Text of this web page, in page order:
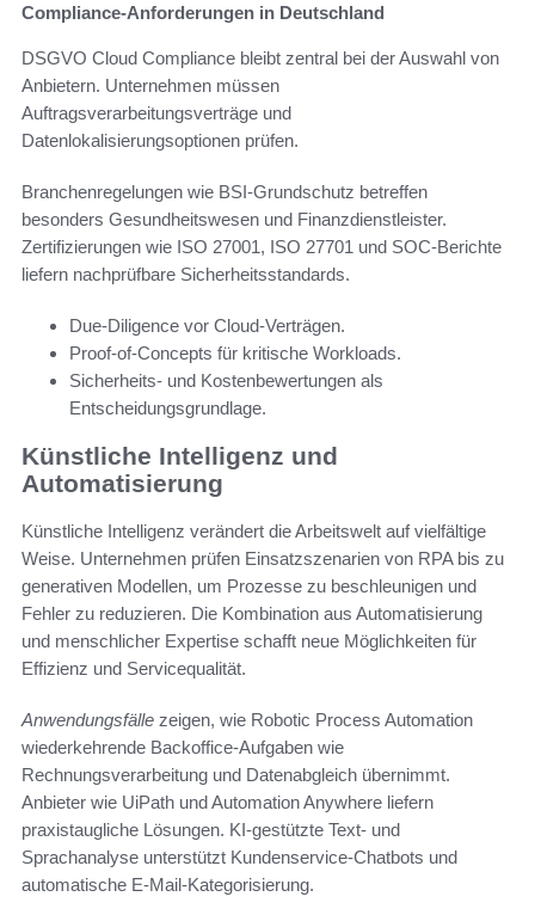
Compliance-Anforderungen in Deutschland
DSGVO Cloud Compliance bleibt zentral bei der Auswahl von
Anbietern. Unternehmen müssen
Auftragsverarbeitungsverträge und
Datenlokalisierungsoptionen prüfen.
Branchenregelungen wie BSI-Grundschutz betreffen
besonders Gesundheitswesen und Finanzdienstleister.
Zertifizierungen wie ISO 27001, ISO 27701 und SOC-Berichte
liefern nachprüfbare Sicherheitsstandards.
Due-Diligence vor Cloud-Verträgen.
Proof-of-Concepts für kritische Workloads.
Sicherheits- und Kostenbewertungen als
Entscheidungsgrundlage.
Künstliche Intelligenz und
Automatisierung
Künstliche Intelligenz verändert die Arbeitswelt auf vielfältige
Weise. Unternehmen prüfen Einsatzszenarien von RPA bis zu
generativen Modellen, um Prozesse zu beschleunigen und
Fehler zu reduzieren. Die Kombination aus Automatisierung
und menschlicher Expertise schafft neue Möglichkeiten für
Effizienz und Servicequalität.
Anwendungsfälle zeigen, wie Robotic Process Automation
wiederkehrende Backoffice-Aufgaben wie
Rechnungsverarbeitung und Datenabgleich übernimmt.
Anbieter wie UiPath und Automation Anywhere liefern
praxistaugliche Lösungen. KI-gestützte Text- und
Sprachanalyse unterstützt Kundenservice-Chatbots und
automatische E-Mail-Kategorisierung.